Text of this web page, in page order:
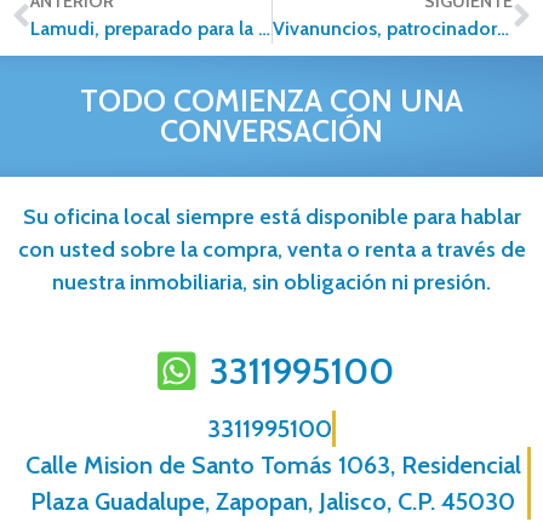
Lamudi, preparado para la VIII Convención Alfa Inmobiliaria Vivanuncios, patrocinador oficial de la VIII Convención de Alfa Inmobiliaria
TODO COMIENZA CON UNA
CONVERSACIÓN
Su oficina local siempre está disponible para hablar
con usted sobre la compra, venta o renta a través de
nuestra inmobiliaria, sin obligación ni presión.
3311995100
3311995100
Calle Mision de Santo Tomás 1063, Residencial
Plaza Guadalupe, Zapopan, Jalisco, C.P. 45030